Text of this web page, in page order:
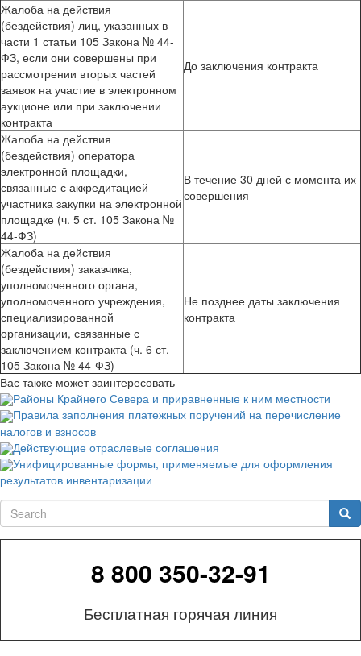
Жалоба на действия
(бездействия) лиц, указанных в
части 1 статьи 105 Закона № 44-
ФЗ, если они совершены при
рассмотрении вторых частей
заявок на участие в электронном
аукционе или при заключении
контракта
До заключения контракта
Жалоба на действия
(бездействия) оператора
электронной площадки,
связанные с аккредитацией
участника закупки на электронной
площадке (ч. 5 ст. 105 Закона №
44-ФЗ)
В течение 30 дней с момента их
совершения
Жалоба на действия
(бездействия) заказчика,
уполномоченного органа,
уполномоченного учреждения,
специализированной
организации, связанные с
заключением контракта (ч. 6 ст.
105 Закона № 44-ФЗ)
Не позднее даты заключения
контракта
Вас также может заинтересовать
Районы Крайнего Севера и приравненные к ним местности
Правила заполнения платежных поручений на перечисление
налогов и взносов
Действующие отраслевые соглашения
Унифицированные формы, применяемые для оформления
результатов инвентаризации
Search
8 800 350-32-91
Бесплатная горячая линия